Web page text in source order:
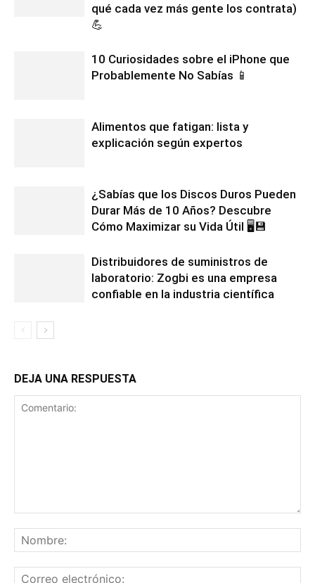
qué cada vez más gente los contrata)
💪
10 Curiosidades sobre el iPhone que
Probablemente No Sabías 📱
Alimentos que fatigan: lista y
explicación según expertos
¿Sabías que los Discos Duros Pueden
Durar Más de 10 Años? Descubre
Cómo Maximizar su Vida Útil 🖥️💾
Distribuidores de suministros de
laboratorio: Zogbi es una empresa
confiable en la industria científica
DEJA UNA RESPUESTA